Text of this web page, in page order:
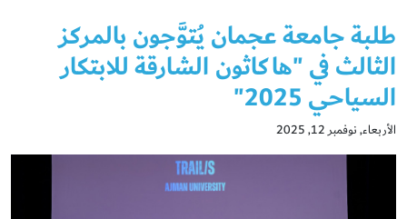
طلبة جامعة عجمان يُتوَّجون بالمركز
الثالث في "هاكاثون الشارقة للابتكار
السياحي 2025"
الأربعاء, نوفمبر 12, 2025